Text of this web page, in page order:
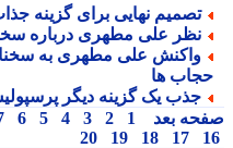
تصمیم نهایی برای گزینه جذاب
نظر علی مطهری درباره سخنان
واکنش علی مطهری به سخنان
ها
جذب یک گزینه دیگر
بعد
1
2
3
4
5
6
7
8
17
18
19
20